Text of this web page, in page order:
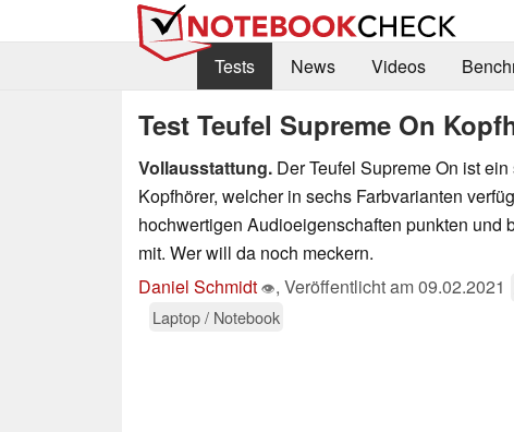
Tests
News Videos
Test Teufel Supreme On
Vollausstattung. Der Teufel Supreme On ist
Kopfhörer, welcher in sechs Farbvarianten
hochwertigen Audioeigenschaften punkten und
mit. Wer will da noch meckern.
Daniel Schmidt 👁, Veröffentlicht am09.02.2021
Laptop / Notebook